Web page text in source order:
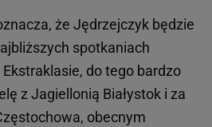
że Jędrzejczyk będzie
spotkaniach
do tego bardzo
z Jagiellonią Białystok i za
obecnym